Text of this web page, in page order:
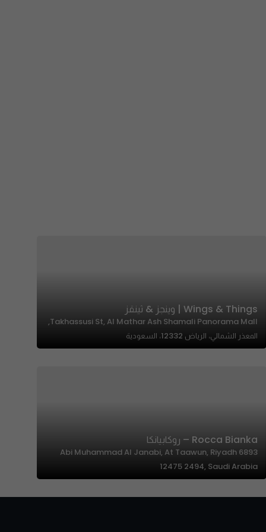
Wings & Things | وينجز & ثينقز
Takhassusi St, Al Mathar Ash Shamali Panorama Mall,
المعذر الشمالي، الرياض 12332، السعودية
Rocca Bianka – روكابيانكا
6893 Abi Muhammad Al Janabi, At Taawun, Riyadh
12475 2494, Saudi Arabia